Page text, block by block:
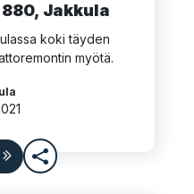
Jakkula
koki täyden
myötä.